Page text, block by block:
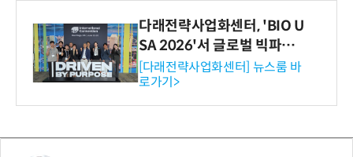
다래전략사업화센터, 'BIO U
SA 2026'서 글로벌 빅파마
와의 비즈니스 미팅 지원…K
-바이오 해외 진출 교두보 확
보
[다래전략사업화센터] 뉴스룸 바
로가기>